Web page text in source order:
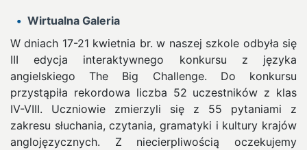
Wirtualna Galeria
W dniach 17-21 kwietnia br. w naszej szkole odbyła się
III edycja interaktywnego konkursu z języka
angielskiego The Big Challenge. Do konkursu
przystąpiła rekordowa liczba 52 uczestników z klas
IV-VIII. Uczniowie zmierzyli się z 55 pytaniami z
zakresu słuchania, czytania, gramatyki i kultury krajów
anglojęzycznych. Z niecierpliwością oczekujemy